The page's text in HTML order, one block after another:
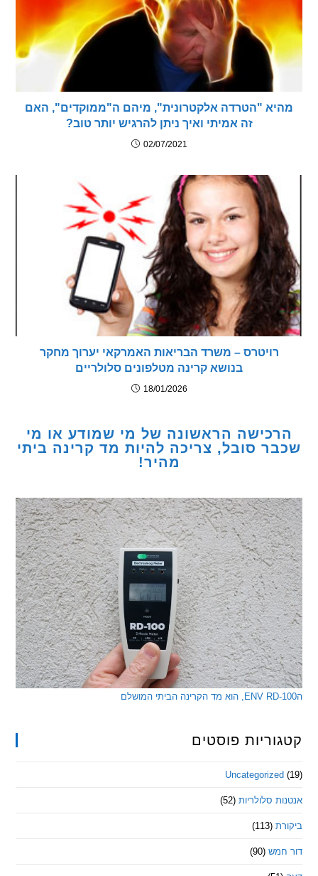
"הטרדה אלקטרונית", מיהם ה"ממוקדים", האם
זה אמיתי ואיך ניתן להרגיש יותר טוב?
02/07/2021
רויטרס – משרד הבריאות האמרקאי יערוך מחקר
בנושא קרינה מטלפונים סלולריים
18/01/2026
הראשונה של מי שמודע או מי
סובל, צריכה להיות מד קרינה ביתי
מהיר!
פוסטים
סלולריות (52)
(90)